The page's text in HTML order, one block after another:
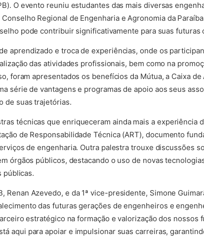
O evento reuniu estudantes das mais diversas
Regional de Engenharia e Agronomia da
pode contribuir significativamente para suas
aprendizado e troca de experiências, onde os
das atividades profissionais, bem como na
foram apresentados os benefícios da Mútua, a Caixa
série de vantagens e programas de apoio aos seus
de suas trajetórias.
técnicas que enriqueceram ainda mais a experiência
de Responsabilidade Técnica (ART), documento
de engenharia. Outra palestra trouxe discussões
órgãos públicos, destacando o uso de novas
públicas.
Renan Azevedo, e da 1ª vice-presidente, Simone
das futuras gerações de engenheiros e
estratégico na formação e valorização dos nossos
aqui para apoiar e impulsionar suas carreiras,